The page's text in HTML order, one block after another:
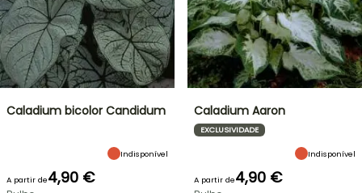
Caladium bicolor Candidum
Indisponível
A partir de4,90 €
Caladium Aaron
EXCLUSIVIDADE
Indisponível
A partir de4,90 €